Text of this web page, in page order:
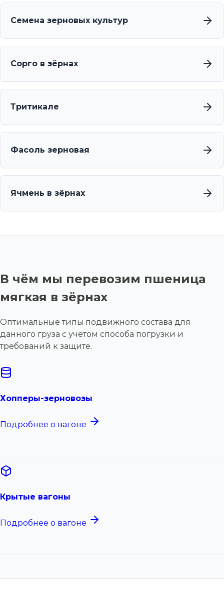
Семена зерновых культур
Сорго в зёрнах
Тритикале
Фасоль зерновая
Ячмень в зёрнах
В чём мы перевозим пшеница
мягкая в зёрнах
Оптимальные типы подвижного состава для
данного груза с учётом способа погрузки и
требований к защите.
Хопперы-зерновозы
Подробнее о вагоне
Крытые вагоны
Подробнее о вагоне